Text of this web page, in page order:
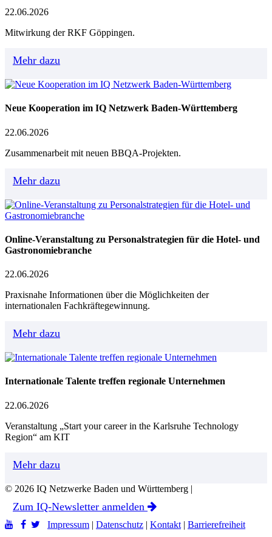
22.06.2026
Mitwirkung der RKF Göppingen.
Mehr dazu
Neue Kooperation im IQ Netzwerk Baden-Württemberg
22.06.2026
Zusammenarbeit mit neuen BBQA-Projekten.
Mehr dazu
Online-Veranstaltung zu Personalstrategien für die Hotel- und
Gastronomiebranche
22.06.2026
Praxisnahe Informationen über die Möglichkeiten der
internationalen Fachkräftegewinnung.
Mehr dazu
Internationale Talente treffen regionale Unternehmen
22.06.2026
Veranstaltung „Start your career in the Karlsruhe Technology
Region“ am KIT
Mehr dazu
© 2026 IQ Netzwerke Baden und Württemberg |
Zum IQ-Newsletter anmelden
Impressum | Datenschutz | Kontakt | Barrierefreiheit